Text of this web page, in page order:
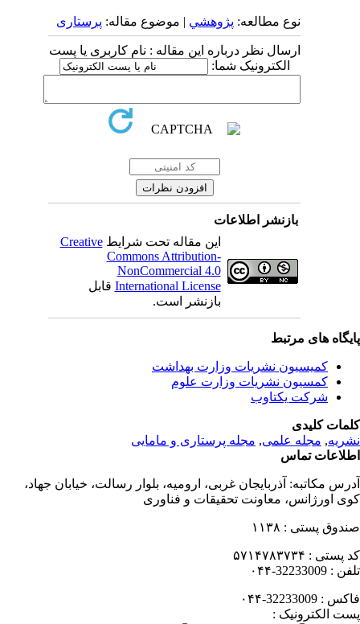
نوع مطالعه:پژوهشي| موضوع مقاله:پرستاری
ارسال نظر درباره این مقاله : نام کاربری یا پست
الکترونیک شما:
بازنشر اطلاعات
این مقاله تحت شرایطCreative
Commons Attribution-
NonCommercial 4.0
International Licenseقابل
بازنشر است.
های مرتبط
کمیسیون نشریات وزارت بهداشت
کمسیون نشریات وزارت علوم
شرکت یکتاوب
کلیدی
,مجله علمی, مجله پرستاری و مامایی
تماس
مکاتبه:آذربایجان غربی، ارومیه، بلوار رسالت، خیابان جهاد،
اورژانس، معاونت تحقیقات و فناوری
پستی : ۱۱۳۸
پستی : ۵۷۱۴۷۸۳۷۳۴
: 32233009-۰۴۴
: 32233009-۰۴۴
الکترونیک :